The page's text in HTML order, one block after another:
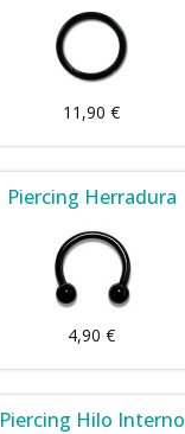
11,90 €
Piercing Herradura
4,90 €
Piercing Hilo Interno